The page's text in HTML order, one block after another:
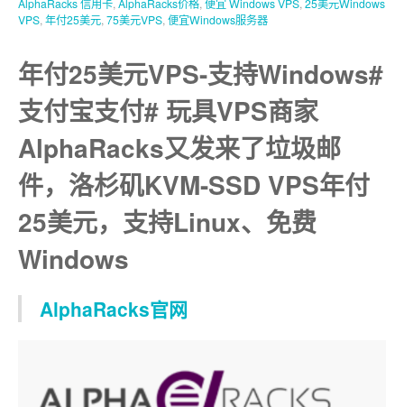
AlphaRacks 信用卡, AlphaRacks价格, 便宜 Windows VPS, 25美元Windows
VPS, 年付25美元, 75美元VPS, 便宜Windows服务器
年付25美元VPS-支持Windows#
支付宝支付# 玩具VPS商家
AlphaRacks又发来了垃圾邮
件，洛杉矶KVM-SSD VPS年付
25美元，支持Linux、免费
Windows
AlphaRacks官网